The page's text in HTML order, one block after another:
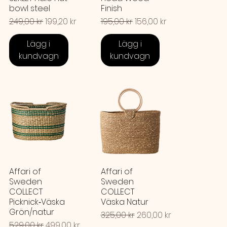
bowl steel
Ordinarie pris
249,00 krReapris
199,20 kr
Lägg i
kundvagn
Finish
Ordinarie pris
195,00 krReapris
156,00 kr
Lägg i
kundvagn
Affari of
Sweden
COLLECT
Picknick‑Väska
Grön/natur
Ordinarie pris
Reapris
Affari of
Sweden
COLLECT
Väska Natur
Ordinarie pris
325,00 krReapris
260,00 kr